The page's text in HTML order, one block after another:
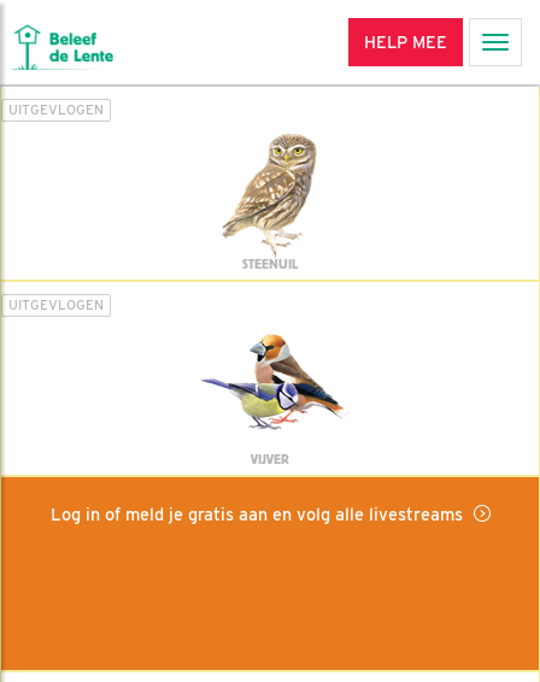
HELP MEE
UITGEVLOGEN
STEENUIL
UITGEVLOGEN
VIJVER
Log in of meld je gratis aan en volg alle livestreams